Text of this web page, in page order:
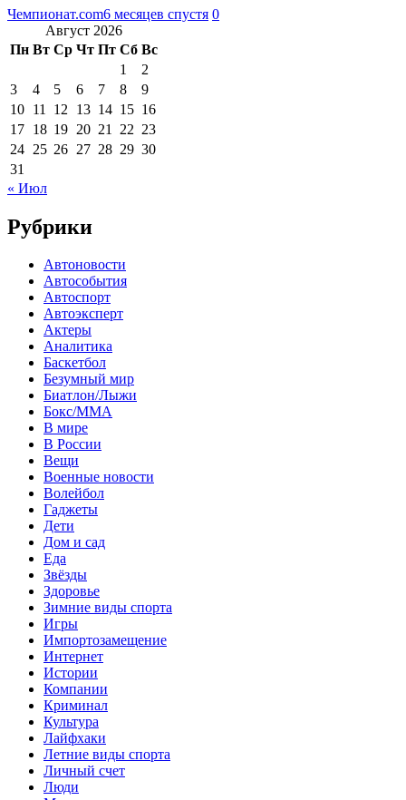
Чемпионат.com6 месяцев спустя 0
Август 2026
Пн Вт Ср Чт Пт Сб Вс
1
2
3
4 5 6 7 8
9
10 11 12 13 14 15 16
17 18 19 20 21 22 23
24 25 26 27 28 29 30
31
« Июл
Рубрики
Автоновости
Автособытия
Автоспорт
Автоэксперт
Актеры
Аналитика
Баскетбол
Безумный мир
Биатлон/Лыжи
Бокс/MMA
В мире
В России
Вещи
Военные новости
Волейбол
Гаджеты
Дети
Дом и сад
Еда
Звёзды
Здоровье
Зимние виды спорта
Игры
Импортозамещение
Интернет
Истории
Компании
Криминал
Культура
Лайфхаки
Летние виды спорта
Личный счет
Люди